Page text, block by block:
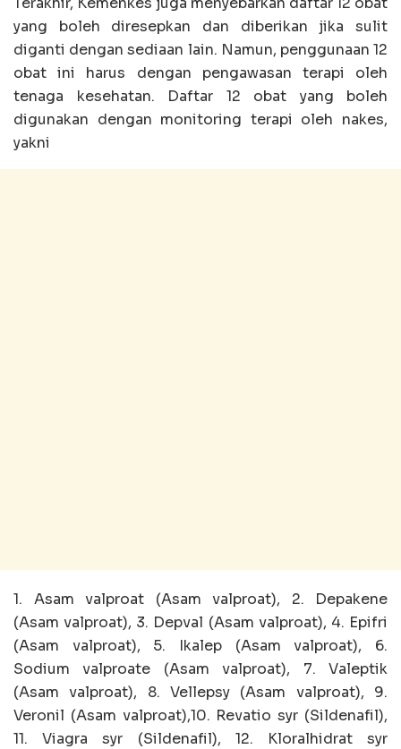
yang boleh diresepkan dan diberikan jika sulit
diganti dengan sediaan lain. Namun, penggunaan 12
obat ini harus dengan pengawasan terapi oleh
tenaga kesehatan. Daftar 12 obat yang boleh
digunakan dengan monitoring terapi oleh nakes,
yakni
1. Asam valproat (Asam valproat), 2. Depakene
(Asam valproat), 3. Depval (Asam valproat), 4. Epifri
(Asam valproat), 5. Ikalep (Asam valproat), 6.
Sodium valproate (Asam valproat), 7. Valeptik
(Asam valproat), 8. Vellepsy (Asam valproat), 9.
Veronil (Asam valproat),10. Revatio syr (Sildenafil),
11. Viagra syr (Sildenafil), 12. Kloralhidrat syr